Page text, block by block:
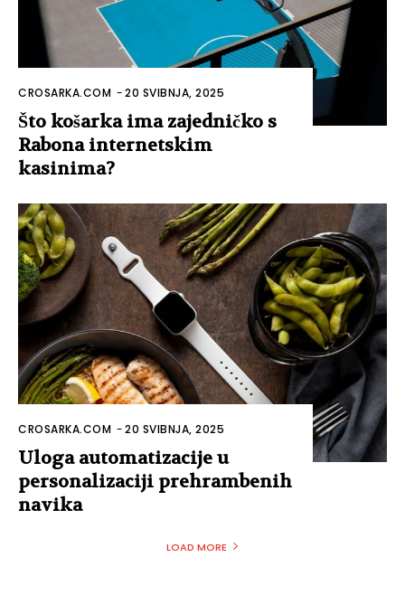
CROSARKA.COM -20 SVIBNJA, 2025
Što košarka ima zajedničko s
Rabona internetskim
kasinima?
CROSARKA.COM -20 SVIBNJA, 2025
Uloga automatizacije u
personalizaciji prehrambenih
navika
LOAD MORE